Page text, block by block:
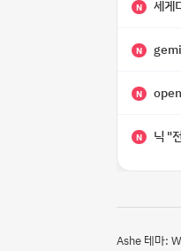
N 세게디 "앞
N
N openai 전
N 닉 "전부 숏
Ashe 테마: